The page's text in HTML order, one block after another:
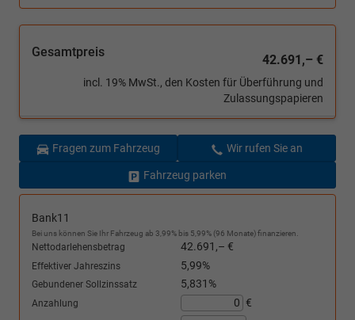
Gesamtpreis
42.691,– €
incl. 19% MwSt., den Kosten für Überführung und
Zulassungspapieren
Fragen zum Fahrzeug Wir rufen Sie an
Fahrzeug parken
Bank11
Bei uns können Sie Ihr Fahrzeug ab 3,99% bis 5,99% (96 Monate) finanzieren.
Nettodarlehensbetrag 42.691,– €
Effektiver Jahreszins 5,99%
Gebundener Sollzinssatz 5,831%
Anzahlung €